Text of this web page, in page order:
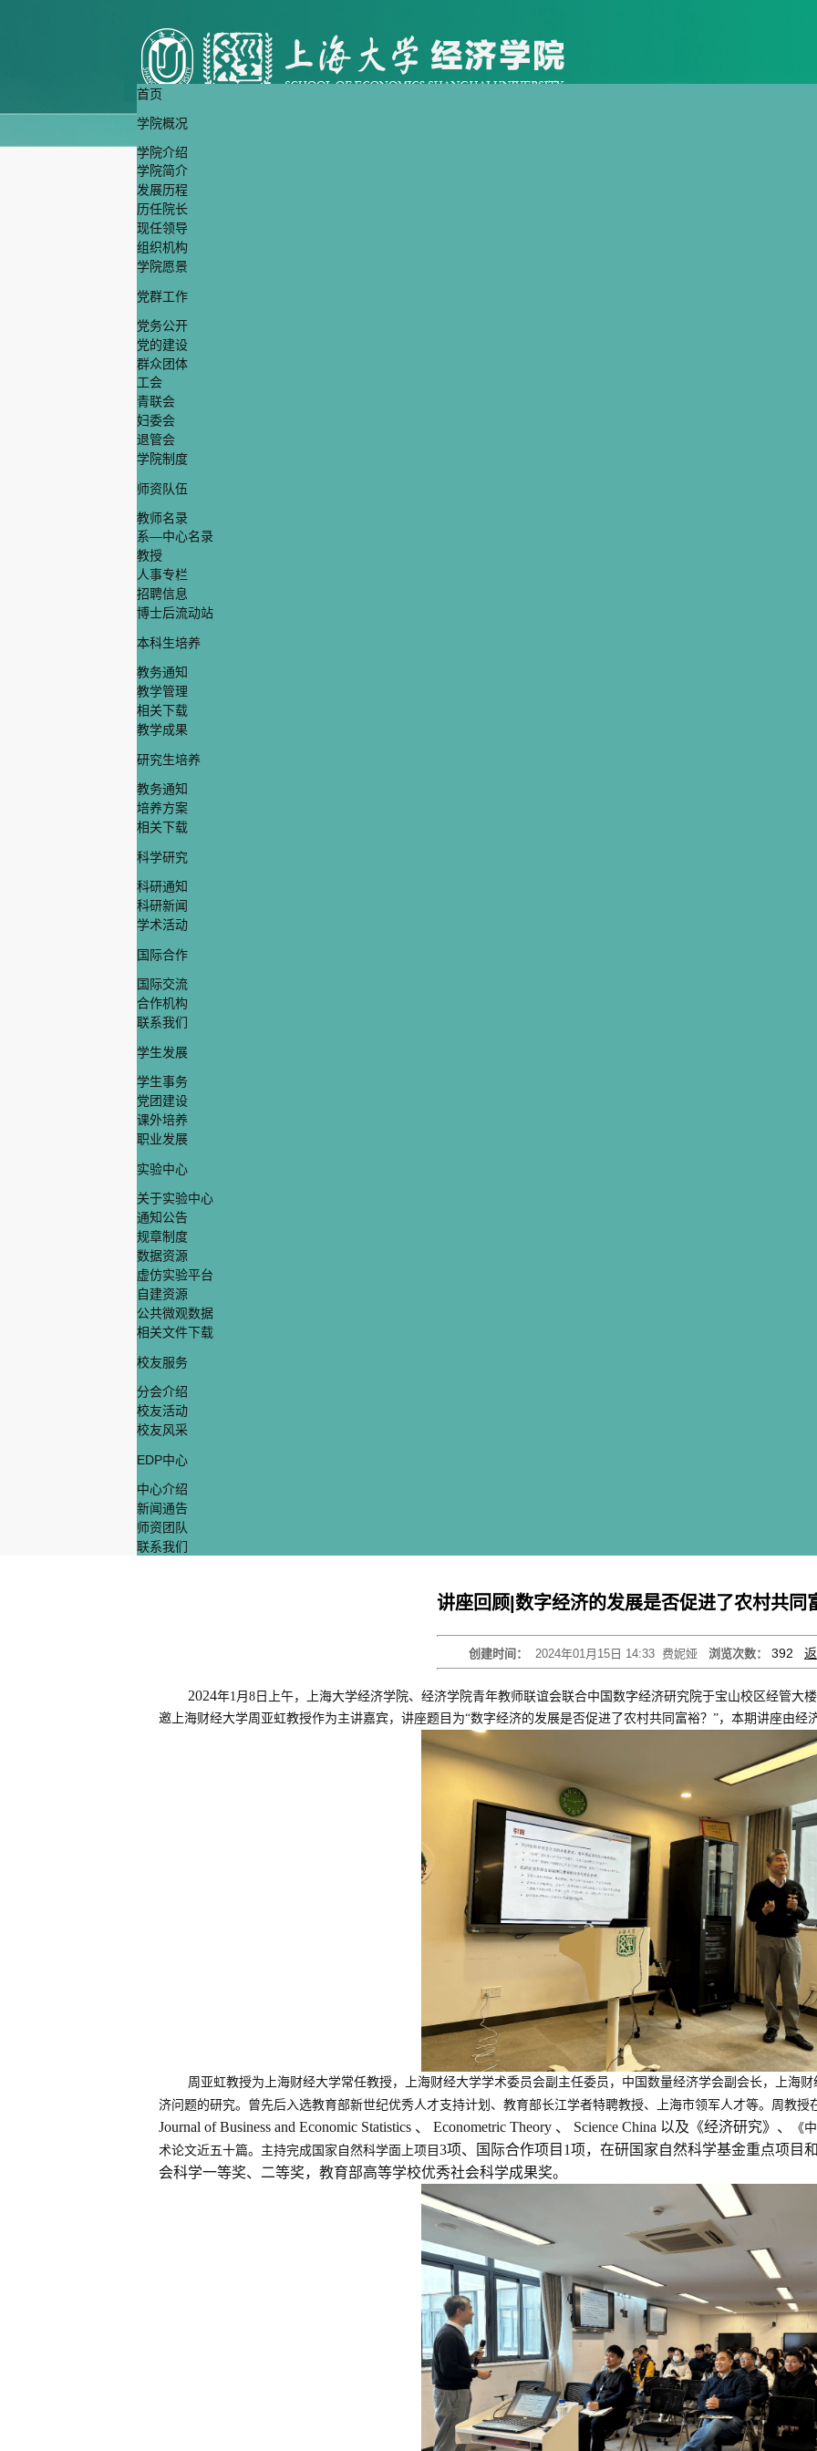
首页
学院概况
学院介绍
学院简介
发展历程
历任院长
现任领导
组织机构
学院愿景
党群工作
党务公开
党的建设
群众团体
工会
青联会
妇委会
退管会
学院制度
师资队伍
教师名录
系—中心名录
教授
人事专栏
招聘信息
博士后流动站
本科生培养
教务通知
教学管理
相关下载
教学成果
研究生培养
教务通知
培养方案
相关下载
科学研究
科研通知
科研新闻
学术活动
国际合作
国际交流
合作机构
联系我们
学生发展
学生事务
党团建设
课外培养
职业发展
实验中心
关于实验中心
通知公告
规章制度
数据资源
虚仿实验平台
自建资源
公共微观数据
相关文件下载
校友服务
分会介绍
校友活动
校友风采
EDP中心
中心介绍
新闻通告
师资团队
联系我们
讲座回顾|数字经济的发展是否促进了农村共同
创建时间： 2024年01月15日 14:33 费妮娅 浏览次数： 392
2024年1月8日上午，上海大学经济学院、经济学院青年教师联谊会联合中国数字经济研究院于宝山校区经管大
邀上海财经大学周亚虹教授作为主讲嘉宾，讲座题目为“数字经济的发展是否促进了农村共同富裕？”，本期讲座由经
周亚虹教授为上海财经大学常任教授，上海财经大学学术委员会副主任委员，中国数量经济学会副会长，上海
济问题的研究。曾先后入选教育部新世纪优秀人才支持计划、教育部长江学者特聘教授、上海市领军人才等。周教授
Journal of Business and Economic Statistics 、 Econometric Theory 、 Science China 以及《经济研究》、
《
术论文近五十篇。主持完成国家自然科学面上项目 3项、国际合作项目1项，在研国家自然科学基金重点项目
会科学一等奖、二等奖，教育部高等学校优秀社会科学成果奖。